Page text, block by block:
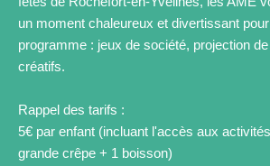
un moment chaleureux et divertissant
programme : jeux de société, projection
créatifs.
Rappel des tarifs :
5€ par enfant (incluant l'accès aux
grande crêpe + 1 boisson)